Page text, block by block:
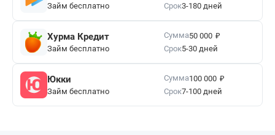
Займ бесплатно Срок3-180 дней
Хурма Кредит
Займ бесплатно
Сумма50 000 ₽
Срок5-30 дней
Юкки
Займ бесплатно
Сумма100 000 ₽
Срок7-100 дней